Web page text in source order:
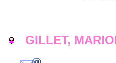
GILLET,